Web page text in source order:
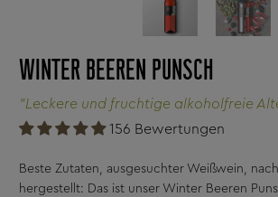
WINTER BEEREN PUNSCH
"Leckere und fruchtige alkoholfreie
156 Bewertungen
Beste Zutaten, ausgesuchter Weißwein,
hergestellt: Das ist unser Winter Beeren